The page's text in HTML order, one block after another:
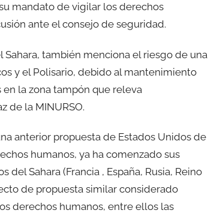
mandato de vigilar los derechos
ante el consejo de seguridad.
también menciona el riesgo de una
y el Polisario, debido al mantenimiento
la zona tampón que releva
de la MINURSO.
anterior propuesta de Estados Unidos de
humanos, ya ha comenzado sus
Sahara (Francia , España, Rusia, Reino
de propuesta similar considerado
derechos humanos, entre ellos las